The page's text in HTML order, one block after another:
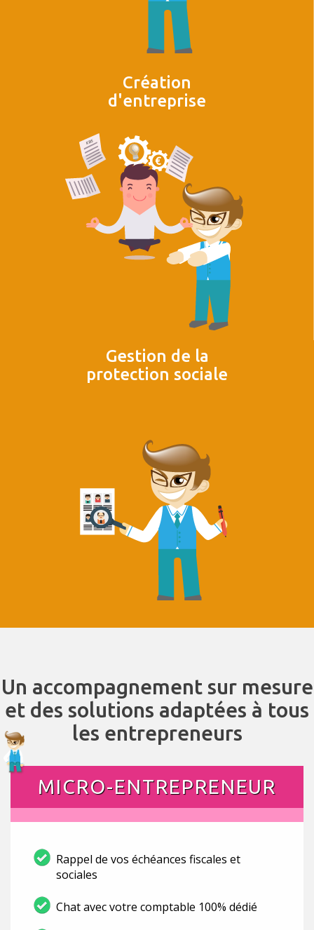
Création
d'entreprise
Gestion de la
protection sociale
Un accompagnement sur mesure
et des solutions adaptées à tous
les entrepreneurs
MICRO-ENTREPRENEUR
Rappel de vos échéances fiscales et
sociales
Chat avec votre comptable 100% dédié